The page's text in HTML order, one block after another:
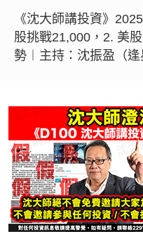
《沈大師講投資》
股挑戰21,000，2. 美
勢︱主持：沈振盈（逢